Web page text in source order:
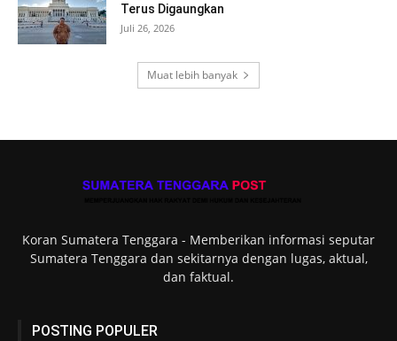
Terus Digaungkan
Juli 26, 2026
Muat lebih banyak
Koran Sumatera Tenggara - Memberikan informasi seputar
Sumatera Tenggara dan sekitarnya dengan lugas, aktual,
dan faktual.
POSTING POPULER